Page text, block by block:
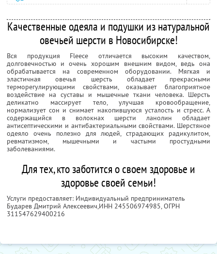
Качественные одеяла и подушки из натуральной
овечьей шерсти в Новосибирске!
Вся продукция Fleece отличается высоким качеством,
долговечностью и очень хорошим внешним видом, ведь она
обрабатывается на современном оборудовании. Мягкая и
эластичная овечья шерсть обладает прекрасными
терморегулирующими свойствами, оказывает благоприятное
воздействие на суставы и мышечные ткани человека. Шерсть
деликатно массирует тело, улучшая кровообращение,
нормализует сон и снимает накопившуюся усталость и стресс. А
содержащийся в волокнах шерсти ланолин обладает
антисептическими и антибактериальными свойствами. Шерстяное
одеяло очень полезно для людей, страдающих радикулитом,
ревматизмом, мышечными и частыми простудными
заболеваниями.
Для тех, кто заботится о своем здоровье и
здоровье своей семьи!
Услуги предоставляет: Индивидуальный предприниматель
Бударев Дмитрий Алексеевич,ИНН 245506974985, ОГРН
311547629400216